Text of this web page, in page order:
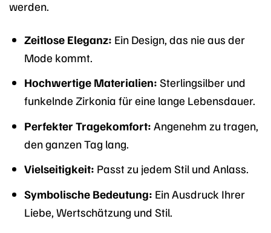
werden.
Zeitlose Eleganz: Ein Design, das nie aus der
Mode kommt.
Hochwertige Materialien: Sterlingsilber und
funkelnde Zirkonia für eine lange Lebensdauer.
Perfekter Tragekomfort: Angenehm zu tragen,
den ganzen Tag lang.
Vielseitigkeit: Passt zu jedem Stil und Anlass.
Symbolische Bedeutung: Ein Ausdruck Ihrer
Liebe, Wertschätzung und Stil.